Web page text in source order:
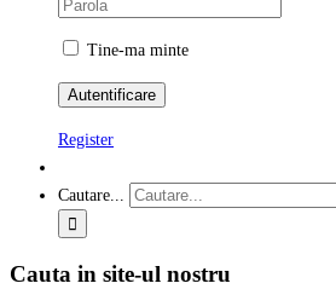
Tine-ma minte
Register
Cautare...
Cauta in site-ul nostru